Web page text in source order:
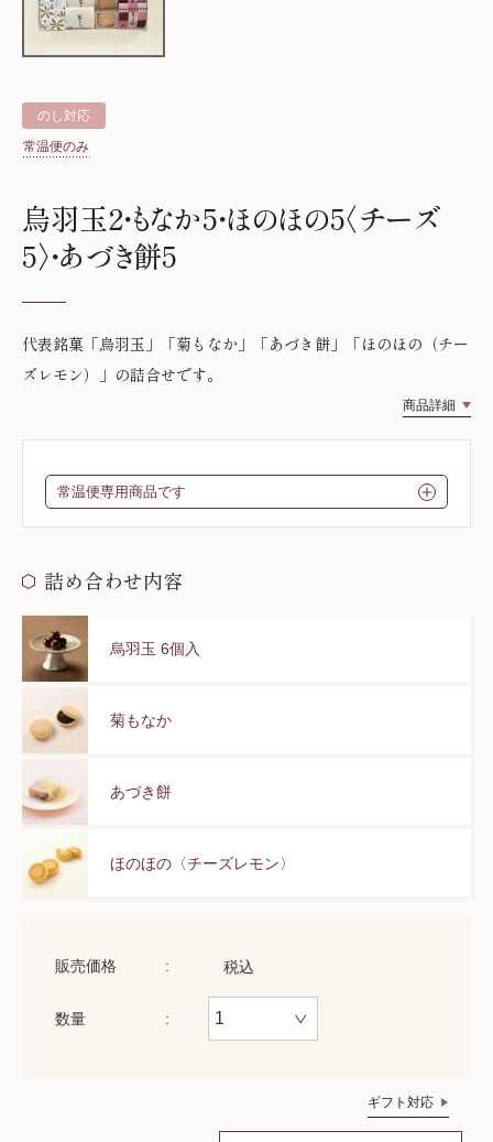
のし対応
常温便のみ
烏羽玉2・もなか5・ほのほの5〈チーズ
5〉・あづき餅5
代表銘菓「烏羽玉」「菊もなか」「あづき餅」「ほのほの（チー
ズレモン）」の詰合せです。
商品詳細
常温便専用商品です
詰め合わせ内容
烏羽玉 6個入
菊もなか
あづき餅
ほのほの〈チーズレモン〉
販売価格 税込
数量
ギフト対応